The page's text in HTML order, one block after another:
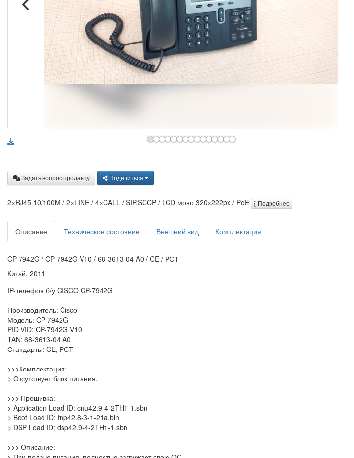
Задать вопрос продавцу Поделиться
2×RJ45 10/100M / 2×LINE / 4×CALL / SIP,SCCP / LCD моно 320×222px / PoE Подробнее
Описание Техническое состояние Внешний вид Комплектация
CP-7942G / CP-7942G V10 / 68-3613-04 A0 / CE / РСТ
Китай, 2011
IP-телефон б/у CISCO CP-7942G
Производитель: Cisco
Модель: CP-7942G
PID VID: CP-7942G V10
TAN: 68-3613-04 A0
Стандарты: CE, РСТ
>>>Комплектация:
> Отсутствует блок питания.
>>> Прошивка:
> Application Load ID: cnu42.9-4-2TH1-1.sbn
> Boot Load ID: tnp42.8-3-1-21a.bin
> DSP Load ID: dsp42.9-4-2TH1-1.sbn
>>> Описание: